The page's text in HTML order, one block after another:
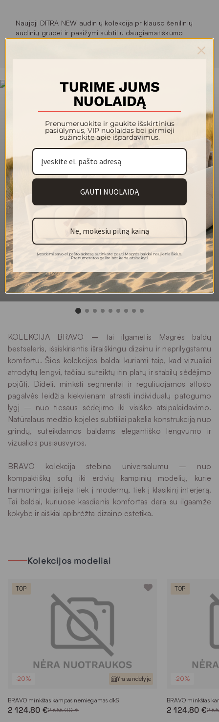
Naujoji DITRA NEW audinių kolekcija priklauso šenilinių
audinių grupei ir pasižymi subtiliu daugiamatiškumo
pagrindo kompozicija. Kolekcijos gobelenai išausti iš 100
sunkiai įveikiamas kavos, raudono vyno, markerių ir pan. )
valomos su vandeniu ir šluoste.
Atsparesnis vandens įsigėrimui
Gerai valosi
Šenilo tipo audinys
Plotis (cm) 140
Sudėtis
Martindeilo ciklai
Atsparumas šviesai 5
4
Plovimas Plauti rankomis
Plačiau apie kolekciją BRAVO
KOLEKCIJA BRAVO – tai ilgametis Magrės baldų
bestseleris, išsiskiriantis išraiškingu dizainu ir neprilygstamu
komfortu. Šios kolekcijos baldai kuriami taip, kad vizualiai
atrodytų lengvi, tačiau suteiktų itin platų ir stabilų sėdėjimo
pojūtį. Dideli, minkšti segmentai ir reguliuojamos atlošo
pagalvės leidžia kiekvienam atrasti individualų patogumo
lygį – nuo tiesaus sėdėjimo iki visiško atsipalaidavimo.
Natūralaus medžio kojelės subtiliai pakelia konstrukciją nuo
grindų, suteikdamos baldams elegantiško lengvumo ir
vizualios pusiausvyros.
BRAVO kolekcija stebina universalumu – nuo
kompaktiškų sofų iki erdvių kampinių modelių, kurie
harmoningai įsilieja tiek į modernų, tiek į klasikinį interjerą.
Tai baldai, kuriuose kasdienis komfortas dera su ilgaamže
kokybe ir aiškiai apibrėžta dizaino estetika.
Kolekcijos modeliai
TOP
-20% Yra sandėlyje
BRAVO minkštas kampas nemiegamas dkS
2 124.80 €2 656.00 €
TOP
-20%
BRAVO minkštas
2 124.80 €2
TURIME JUMS
NUOLAIDĄ
Prenumeruokite ir gaukite išskirtinius
pasiūlymus, VIP nuolaidas bei pirmieji
sužinokite apie išpardavimus.
GAUTI NUOLAIDĄ
Ne, mokėsiu pilną kainą
Įvesdami savo el.pašto adresą sutinkate gauti Magrės baldai naujienlaiškius.
Prenumeratos galite bet kada atsisakyti.